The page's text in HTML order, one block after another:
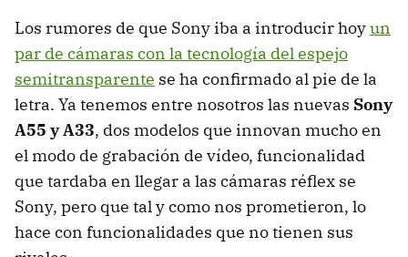
Los rumores de que Sony iba a introducir hoyun
par de cámaras con la tecnología del espejo
semitransparente se ha confirmado al pie de la
letra. Ya tenemos entre nosotros las nuevas Sony
A55 y A33, dos modelos que innovan mucho en
el modo de grabación de vídeo, funcionalidad
que tardaba en llegar a las cámaras réflex se
Sony, pero que tal y como nos prometieron, lo
hace con funcionalidades que no tienen sus